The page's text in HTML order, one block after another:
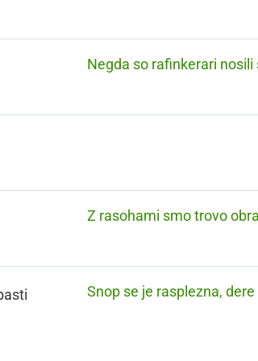
Negda so rafinkerari
Z rasohami smo trovo
Snop se je rasplezna,